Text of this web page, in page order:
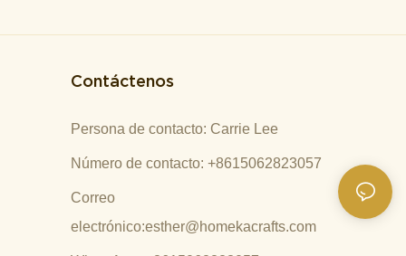
Contáctenos
Persona de contacto: Carrie Lee
Número de contacto: +8615062823057
Correo
electrónico:esther@homekacrafts.com